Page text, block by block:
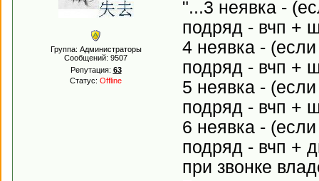
Группа: Администраторы
Сообщений: 9507
Репутация: 63
Статус: Offline
"...3 неявка -
подряд - вчп +
4 неявка -
подряд - вчп +
5 неявка -
подряд - вчп +
6 неявка -
подряд - вчп +
при звонке